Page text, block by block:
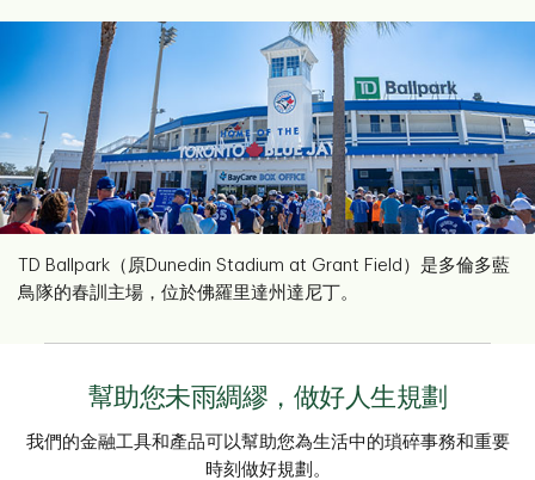
TD Ballpark（原Dunedin Stadium at Grant Field）是多倫多藍
鳥隊的春訓主場，位於佛羅里達州達尼丁。
幫助您未雨綢繆，做好人生規劃
我們的金融工具和產品可以幫助您為生活中的瑣碎事務和重要
時刻做好規劃。